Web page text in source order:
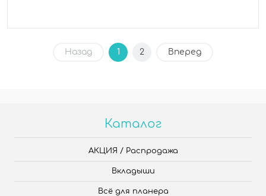
Назад 1 2 Вперед
Каталог
АКЦИЯ / Распродажа
Вкладыши
Всё для планера